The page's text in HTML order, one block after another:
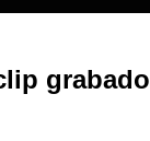
grabado